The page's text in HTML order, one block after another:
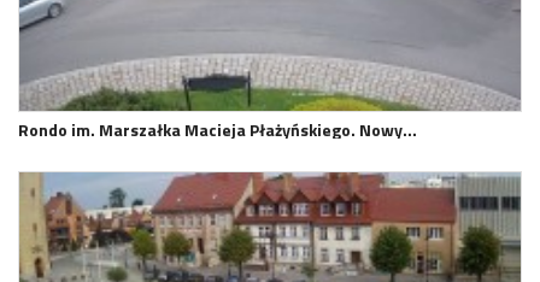
Rondo im. Marszałka Macieja Płażyńskiego. Nowy…